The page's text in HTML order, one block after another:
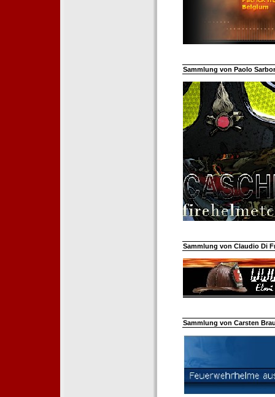
Sammlung von Paolo
Sammlung von Claudio Di
Sammlung von Carsten